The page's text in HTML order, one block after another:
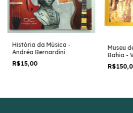
História da Música -
Andréa Bernardini
R$15,00
Museu
Bahia -
de La